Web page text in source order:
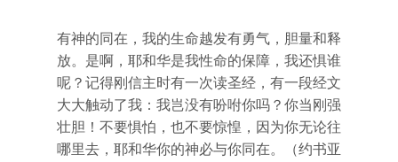
有神的同在，我的生命越发有勇气，胆量和释
放。是啊，耶和华是我性命的保障，我还惧谁
呢？记得刚信主时有一次读圣经，有一段经文
大大触动了我：我岂没有吩咐你吗？你当刚强
壮胆！不要惧怕，也不要惊惶，因为你无论往
哪里去，耶和华你的神必与你同在。（约书亚